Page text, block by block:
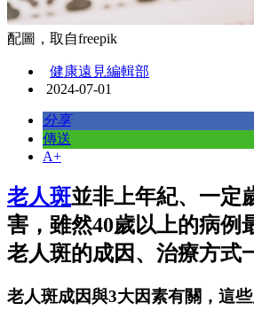
配圖，取自freepik
健康遠見編輯部
2024-07-01
分享
傳送
A+
老人斑並非上年紀、一定
害，雖然40歲以上的病例
老人斑的成因、治療方式
老人斑成因與3大因素有關，這